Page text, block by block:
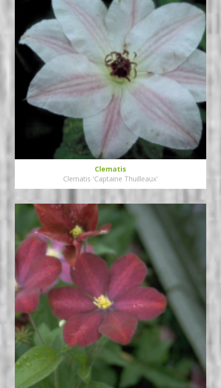
Clematis
Clematis 'Captaine Thuilleaux'